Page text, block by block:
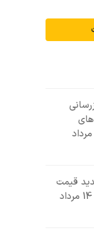
پرفروش (۱۴ مرداد
قیمت
تایر سواری - 14 مرداد